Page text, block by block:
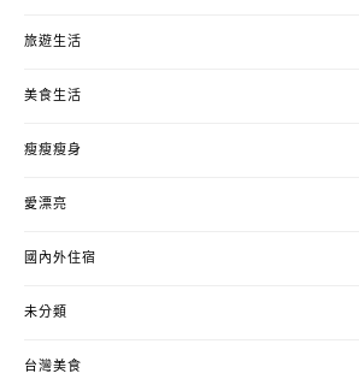
旅遊生活
美食生活
瘦瘦瘦身
愛漂亮
國內外住宿
未分類
台灣美食